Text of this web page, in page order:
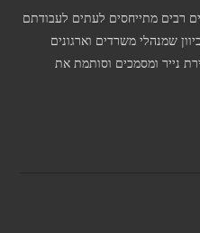
רבים מתייחסים לעתים לעבודתם
שמנהלי משרדים וארגונים
נייר ומסמכים וסותמת את